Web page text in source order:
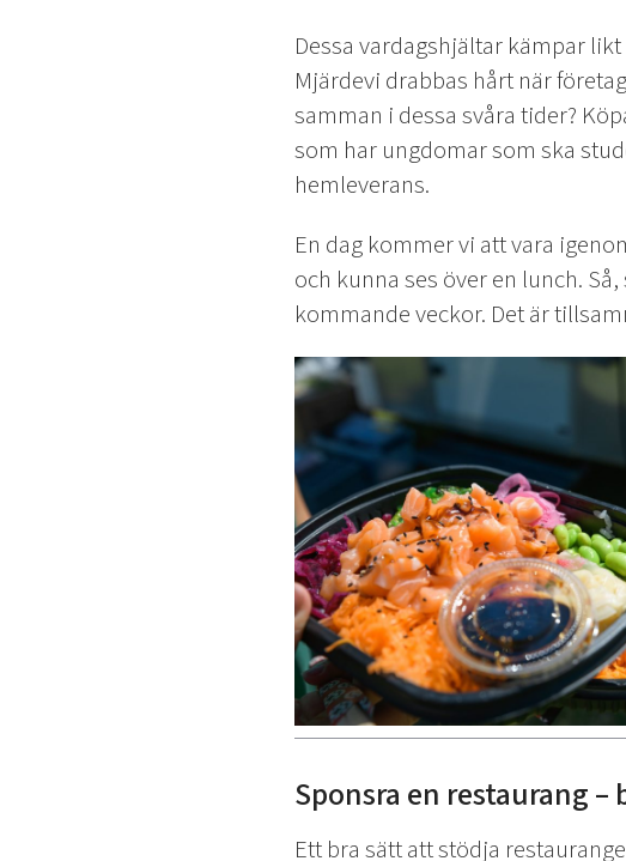
Dessa vardagshjältar kämpar
Mjärdevi drabbas hårt när
samman i dessa svåra tider?
som har ungdomar som ska
hemleverans.
En dag kommer vi att vara
och kunna ses över en lunch.
kommande veckor. Det är
Sponsra en restaurang
Ett bra sätt att stödja